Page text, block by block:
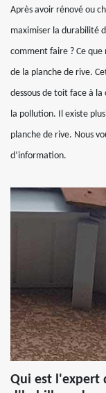
Après avoir rénové ou
maximiser la durabilité
comment faire ? Ce que
de la planche de rive.
dessous de toit face à
la pollution. Il existe
planche de rive. Nous
d’information.
Qui est l'expert